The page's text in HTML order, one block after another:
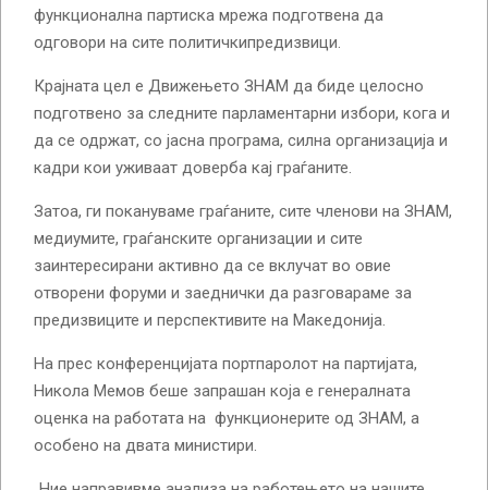
функционална партиска мрежа подготвена да
одговори на сите политичкипредизвици.
Крајната цел е Движењето ЗНАМ да биде целосно
подготвено за следните парламентарни избори, кога и
да се одржат, со јасна програма, силна организација и
кадри кои уживаат доверба кај граѓаните.
Затоа, ги покануваме граѓаните, сите членови на ЗНАМ,
медиумите, граѓанските организации и сите
заинтересирани активно да се вклучат во овие
отворени форуми и заеднички да разговараме за
предизвиците и перспективите на Македонија.
На прес конференцијата портпаролот на партијата,
Никола Мемов беше запрашан која е генералната
оценка на работата на функционерите од ЗНАМ, а
особено на двата министири.